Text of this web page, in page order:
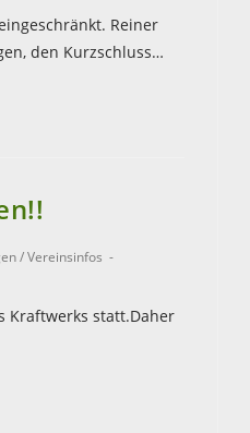
Reiner
den Kurzschluss…
/Vereinsinfos
Kraftwerks statt.Daher